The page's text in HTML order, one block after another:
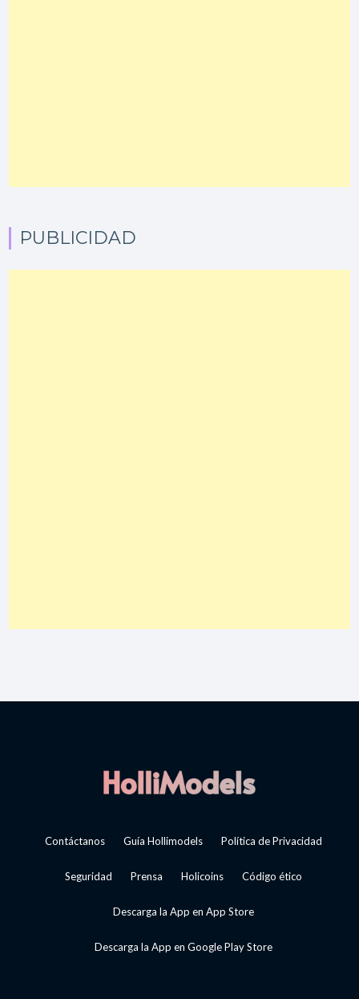
PUBLICIDAD
Contáctanos Guía Hollimodels Política de Privacidad
Seguridad Prensa Holicoins Código ético
Descarga la App en App Store
Descarga la App en Google Play Store